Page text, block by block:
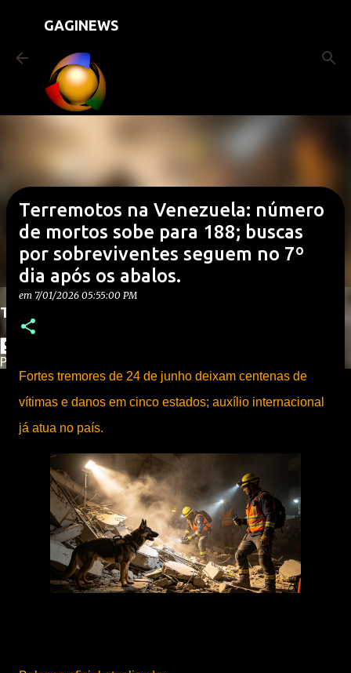
Pular para o conteúdo principal
GAGINEWS
Translate
Powered by
Terremotos na Venezuela: número
de mortos sobe para 188; buscas
por sobreviventes seguem no 7º
dia após os abalos.
em 7/01/2026 05:55:00 PM
Fortes tremores de 24 de junho deixam centenas de
vítimas e danos em cinco estados; auxílio internacional
já atua no país.